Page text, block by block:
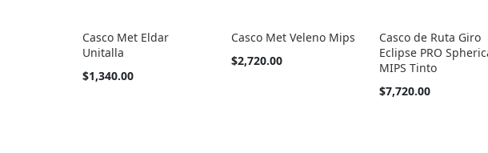
Casco Met Eldar
Unitalla
Tan
$1,340.00
Casco Met Veleno Mips
Tan
$2,720.00
Casco de Ruta Giro
Eclipse PRO
MIPS Tinto
$7,720.00